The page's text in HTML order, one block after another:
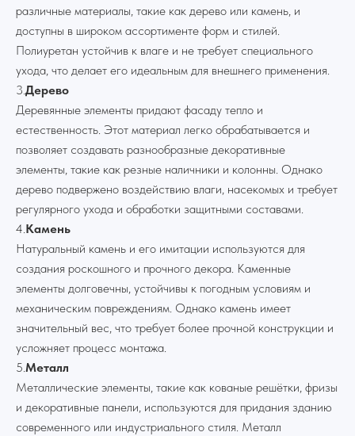
различные материалы, такие как дерево или камень, и
доступны в широком ассортименте форм и стилей.
Полиуретан устойчив к влаге и не требует специального
ухода, что делает его идеальным для внешнего применения.
3.Дерево
Деревянные элементы придают фасаду тепло и
естественность. Этот материал легко обрабатывается и
позволяет создавать разнообразные декоративные
элементы, такие как резные наличники и колонны. Однако
дерево подвержено воздействию влаги, насекомых и требует
регулярного ухода и обработки защитными составами.
4.Камень
Натуральный камень и его имитации используются для
создания роскошного и прочного декора. Каменные
элементы долговечны, устойчивы к погодным условиям и
механическим повреждениям. Однако камень имеет
значительный вес, что требует более прочной конструкции и
усложняет процесс монтажа.
5.Металл
Металлические элементы, такие как кованые решётки, фризы
и декоративные панели, используются для придания зданию
современного или индустриального стиля. Металл